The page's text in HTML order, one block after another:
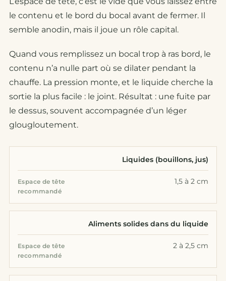
le contenu et le bord du bocal avant de fermer. Il
semble anodin, mais il joue un rôle capital.
Quand vous remplissez un bocal trop à ras bord, le
contenu n’a nulle part où se dilater pendant la
chauffe. La pression monte, et le liquide cherche la
sortie la plus facile : le joint. Résultat : une fuite par
le dessus, souvent accompagnée d’un léger
glougloutement.
CONTENU
Liquides (bouillons, jus)
1,5 à 2 cm
Aliments solides dans du liquide
2 à 2,5 cm